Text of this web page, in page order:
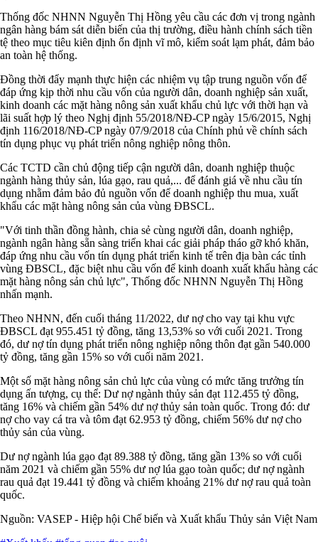
Thống đốc NHNN Nguyễn Thị Hồng yêu cầu các đơn vị trong ngành
ngân hàng bám sát diễn biến của thị trường, điều hành chính sách tiền
tệ theo mục tiêu kiên định ổn định vĩ mô, kiểm soát lạm phát, đảm bảo
an toàn hệ thống.
Đồng thời đẩy mạnh thực hiện các nhiệm vụ tập trung nguồn vốn để
đáp ứng kịp thời nhu cầu vốn của người dân, doanh nghiệp sản xuất,
kinh doanh các mặt hàng nông sản xuất khẩu chủ lực với thời hạn và
lãi suất hợp lý theo Nghị định 55/2018/NĐ-CP ngày 15/6/2015, Nghị
định 116/2018/NĐ-CP ngày 07/9/2018 của Chính phủ về chính sách
tín dụng phục vụ phát triển nông nghiệp nông thôn.
Các TCTD cần chủ động tiếp cận người dân, doanh nghiệp thuộc
ngành hàng thủy sản, lúa gạo, rau quả,... để đánh giá về nhu cầu tín
dụng nhằm đảm bảo đủ nguồn vốn để doanh nghiệp thu mua, xuất
khẩu các mặt hàng nông sản của vùng ĐBSCL.
"Với tinh thần đồng hành, chia sẻ cùng người dân, doanh nghiệp,
ngành ngân hàng sẵn sàng triển khai các giải pháp tháo gỡ khó khăn,
đáp ứng nhu cầu vốn tín dụng phát triển kinh tế trên địa bàn các tỉnh
vùng ĐBSCL, đặc biệt nhu cầu vốn để kinh doanh xuất khẩu hàng các
mặt hàng nông sản chủ lực", Thống đốc NHNN Nguyễn Thị Hồng
nhấn mạnh.
Theo NHNN, đến cuối tháng 11/2022, dư nợ cho vay tại khu vực
ĐBSCL đạt 955.451 tỷ đồng, tăng 13,53% so với cuối 2021. Trong
đó, dư nợ tín dụng phát triển nông nghiệp nông thôn đạt gần 540.000
tỷ đồng, tăng gần 15% so với cuối năm 2021.
Một số mặt hàng nông sản chủ lực của vùng có mức tăng trưởng tín
dụng ấn tượng, cụ thể: Dư nợ ngành thủy sản đạt 112.455 tỷ đồng,
tăng 16% và chiếm gần 54% dư nợ thủy sản toàn quốc. Trong đó: dư
nợ cho vay cá tra và tôm đạt 62.953 tỷ đồng, chiếm 56% dư nợ cho
thủy sản của vùng.
Dư nợ ngành lúa gạo đạt 89.388 tỷ đồng, tăng gần 13% so với cuối
năm 2021 và chiếm gần 55% dư nợ lúa gạo toàn quốc; dư nợ ngành
rau quả đạt 19.441 tỷ đồng và chiếm khoảng 21% dư nợ rau quả toàn
quốc.
Nguồn: VASEP - Hiệp hội Chế biến và Xuất khẩu Thủy sản Việt Nam